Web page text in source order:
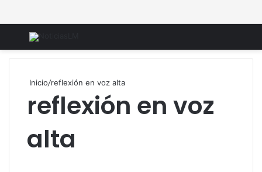
Menú
Inicio/reflexión en voz alta
reflexión en voz
alta